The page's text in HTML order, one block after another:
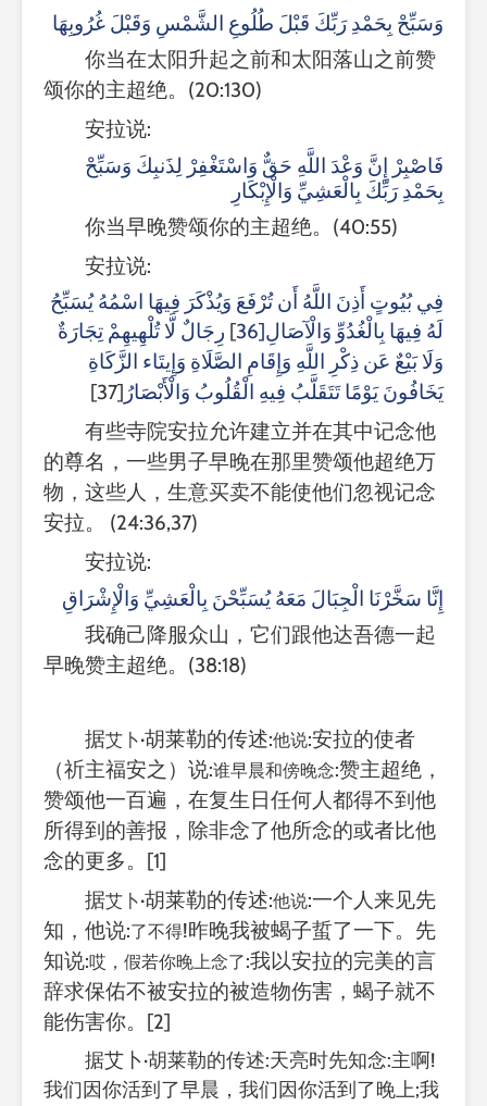
وَسَبِّحْ بِحَمْدِ رَبِّكَ قَبْلَ طُلُوعِ الشَّمْسِ وَقَبْلَ غُرُوبِهَا
你当在太阳升起之前和太阳落山之前赞
颂你的主超绝。 (20:130)
安拉说:
فَاصْبِرْ إِنَّ وَعْدَ اللَّهِ حَقٌّ وَاسْتَغْفِرْ لِذَنبِكَ وَسَبِّحْ
بِحَمْدِ رَبِّكَ بِالْعَشِيِّ وَالْإِبْكَارِ
你当早晚赞颂你的主超绝。 (40:55)
安拉说:
فِي بُيُوتٍ أَذِنَ اللَّهُ أَن تُرْفَعَ وَيُذْكَرَ فِيهَا اسْمُهُ يُسَبِّحُ
لَهُ فِيهَا بِالْغُدُوِّ وَالْآصَالِ[36
] رِجَالٌ لَّا تُلْهِيهِمْ تِجَارَةٌ
وَلَا بَيْعٌ عَن ذِكْرِ اللَّهِ وَإِقَامِ الصَّلَاةِ وَإِيتَاء الزَّكَاةِ
يَخَافُونَ يَوْمًا تَتَقَلَّبُ فِيهِ الْقُلُوبُ وَالْأَبْصَارُ [37]
有些寺院安拉允许建立并在其中记念他
的尊名，一些男子早晚在那里赞颂他超绝万
物，这些人，生意买卖不能使他们忽视记念
安拉。 (24:36,37)
安拉说:
إِنَّا سَخَّرْنَا الْجِبَالَ مَعَهُ يُسَبِّحْنَ بِالْعَشِيِّ وَالْإِشْرَاقِ
我确己降服众山，它们跟他达吾德一起
早晚赞主超绝。 (38:18)
据艾卜·胡莱勒的传述:他说:安拉的使者
（祈主福安之）说:谁早晨和傍晚念:赞主超绝，
赞颂他一百遍，在复生日任何人都得不到他
所得到的善报，除非念了他所念的或者比他
念的更多。 [1]
据艾卜·胡莱勒的传述:他说:一个人来见先
知，他说:了不得!昨晚我被蝎子蜇了一下。先
知说:哎，假若你晚上念了:我以安拉的完美的言
辞求保佑不被安拉的被造物伤害，蝎子就不
能伤害你。 [2]
据艾卜·胡莱勒的传述:天亮时先知念:主啊!
我们因你活到了早晨，我们因你活到了晚上;我